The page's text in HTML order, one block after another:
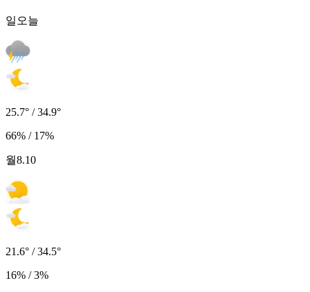
일 오늘
25.7° / 34.9°
66% / 17%
월8.10
21.6° / 34.5°
16% / 3%